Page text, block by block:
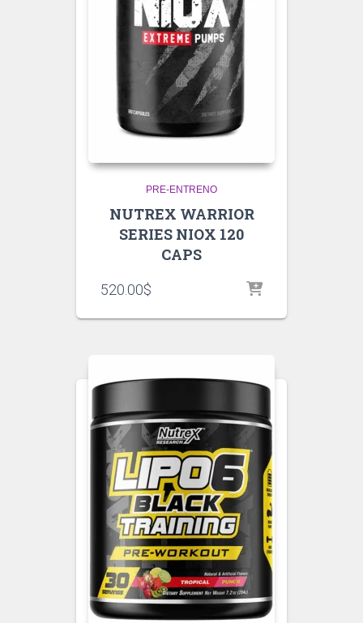
PRE-ENTRENO
NUTREX WARRIOR
SERIES NIOX 120
CAPS
520.00$